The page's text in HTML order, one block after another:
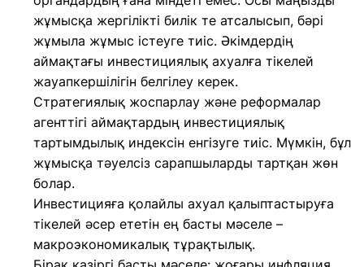
жұмысқа жергілікті билік те атсалысып, бәрі
жұмыла жұмыс істеуге тиіс. Әкімдердің
аймақтағы инвестициялық ахуалға тікелей
жауапкершілігін белгілеу керек.
Стратегиялық жоспарлау және реформалар
агенттігі аймақтардың инвестициялық
тартымдылық индексін енгізуге тиіс. Мүмкін, бұл
жұмысқа тәуелсіз сарапшыларды тартқан жөн
болар.
Инвестицияға қолайлы ахуал қалыптастыруға
тікелей әсер ететін ең басты мәселе –
макроэкономикалық тұрақтылық.